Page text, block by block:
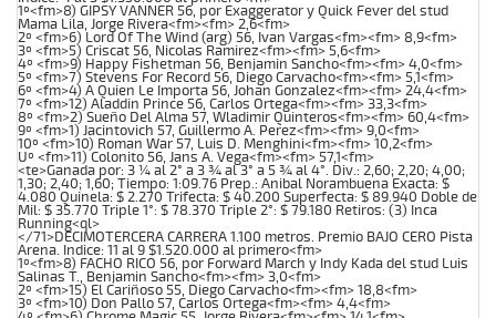
1º<fm>8) GIPSY VANNER 56, por Exaggerator y Quick Fever del stud
Mama Lila, Jorge Rivera<fm><fm> 2,6<fm>
2º <fm>6) Lord Of The Wind (arg) 56, Ivan Vargas<fm><fm> 8,9<fm>
3º <fm>5) Criscat 56, Nicolas Ramirez<fm><fm> 5,6<fm>
4º <fm>9) Happy Fishetman 56, Benjamin Sancho<fm><fm> 4,0<fm>
5º <fm>7) Stevens For Record 56, Diego Carvacho<fm><fm> 5,1<fm>
6º <fm>4) A Quien Le Importa 56, Johan Gonzalez<fm><fm> 24,4<fm>
7º <fm>12) Aladdin Prince 56, Carlos Ortega<fm><fm> 33,3<fm>
8º <fm>2) Sueño Del Alma 57, Wladimir Quinteros<fm><fm> 60,4<fm>
9º <fm>1) Jacintovich 57, Guillermo A. Perez<fm><fm> 9,0<fm>
10º <fm>10) Roman War 57, Luis D. Menghini<fm><fm> 10,2<fm>
Uº <fm>11) Colonito 56, Jans A. Vega<fm><fm> 57,1<fm>
<te>Ganada por: 3 ¼ al 2° a 3 ¾ al 3° a 5 ¾ al 4°. Div.: 2,60; 2,20; 4,00;
1,30; 2,40; 1,60; Tiempo: 1:09.76 Prep.: Anibal Norambuena Exacta: $
4.080 Quinela: $ 2.270 Trifecta: $ 40.200 Superfecta: $ 89.940 Doble de
Mil: $ 35.770 Triple 1°: $ 78.370 Triple 2°: $ 79.180 Retiros: (3) Inca
Running<ql>
</71>DECIMOTERCERA CARRERA 1.100 metros. Premio BAJO CERO Pista
Arena. Indice: 11 al 9 $1.520.000 al primero<fm>
1º<fm>8) FACHO RICO 56, por Forward March y Indy Kada del stud Luis
Salinas T., Benjamin Sancho<fm><fm> 3,0<fm>
2º <fm>15) El Cariñoso 55, Diego Carvacho<fm><fm> 18,8<fm>
3º <fm>10) Don Pallo 57, Carlos Ortega<fm><fm> 4,4<fm>